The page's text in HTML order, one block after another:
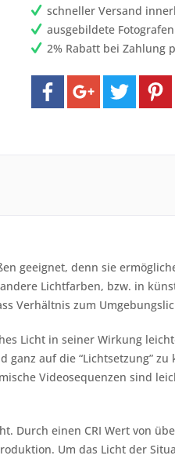
schneller Versand
ausgebildete
2% Rabatt bei Zahlung
geeignet, denn sie
Lichtfarben, bzw. in
Verhältnis zum
Licht in seiner Wirkung
auf die “Lichtsetzung”
Videosequenzen sind
Durch einen CRI Wert von
Um das Licht der